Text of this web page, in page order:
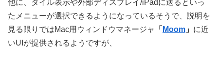
他に、タイル表示や外部ディスプレイ/iPadに送るといっ
たメニューが選択できるようになっているそうで、説明を
見る限りではMac用ウィンドウマネージャ
「 Moom 」 に近
いUIが提供されるようですが、